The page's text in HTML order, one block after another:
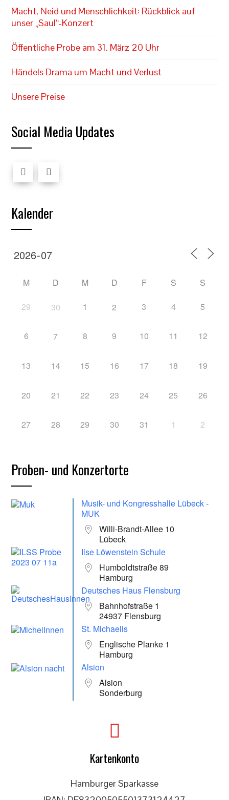
Macht, Neid und Menschlichkeit: Rückblick auf
unser „Saul“-Konzert
Öffentliche Probe am 31. März 20 Uhr
Händels Drama um Macht und Verlust
Unsere Preise
Social Media Updates
Kalender
M D M D F S S
29 30 1 2 3 4 5
6 7 8 9 10 11 12
13 14 15 16 17 18 19
20 21 22 23 24 25 26
27 28 29 30 31 1 2
Proben- und Konzertorte
Musik- und Kongresshalle Lübeck -
MUK
Willi-Brandt-Allee 10
Lübeck
Ilse Löwenstein Schule
Humboldtstraße 89
Hamburg
Deutsches Haus Flensburg
Bahnhofstraße 1
24937 Flensburg
St. Michaelis
Englische Planke 1
Hamburg
Alsion
Alsion
Sonderburg
Kartenkonto
Hamburger Sparkasse